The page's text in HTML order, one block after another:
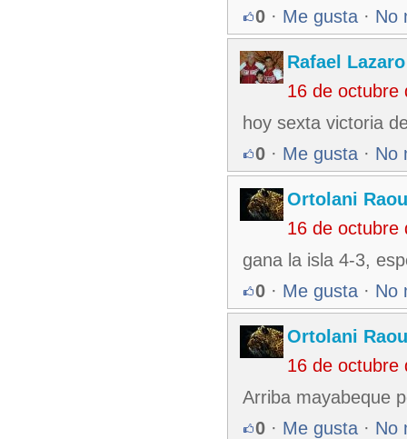
0 · Me gusta · No
Rafael
16 de octubre
hoy sexta victoria
0 · Me gusta · No
Ortolani
16 de octubre
gana la isla 4-3,
0 · Me gusta · No
Ortolani
16 de octubre
Arriba mayabeque
0 · Me gusta · No